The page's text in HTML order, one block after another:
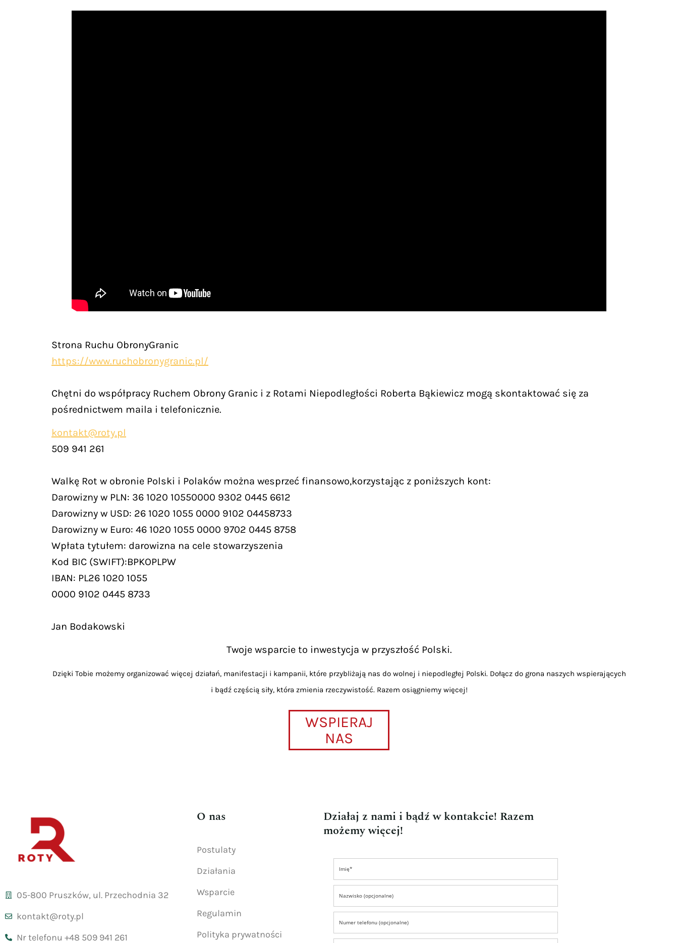
Strona Ruchu ObronyGranic
https://www.ruchobronygranic.pl/
Chętni do współpracy Ruchem Obrony Granic i z Rotami Niepodległości Roberta Bąkiewicz mogą skontaktować się za
pośrednictwem maila i telefonicznie.
kontakt@roty.pl
509 941 261
Walkę Rot w obronie Polski i Polaków można wesprzeć finansowo,korzystając z poniższych kont:
Darowizny w PLN: 36 1020 10550000 9302 0445 6612
Darowizny w USD: 26 1020 1055 0000 9102 04458733
Darowizny w Euro: 46 1020 1055 0000 9702 0445 8758
Wpłata tytułem: darowizna na cele stowarzyszenia
Kod BIC (SWIFT):BPKOPLPW
IBAN: PL26 1020 1055
0000 9102 0445 8733
Jan Bodakowski
Twoje wsparcie to inwestycja w przyszłość Polski.
Dzięki Tobie możemy organizować więcej działań, manifestacji i kampanii, które przybliżają nas do wolnej i niepodległej Polski. Dołącz do grona naszych wspierających
i bądź częścią siły, która zmienia rzeczywistość. Razem osiągniemy więcej!
WSPIERAJ
NAS
05-800 Pruszków, ul. Przechodnia 32
kontakt@roty.pl
Nr telefonu +48 509 941 261
O nas
Postulaty
Działania
Wsparcie
Regulamin
Polityka prywatności
Działaj z nami i bądź w kontakcie! Razem
możemy więcej!